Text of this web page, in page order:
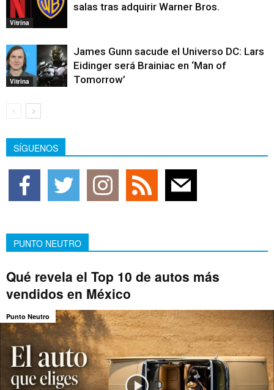
Vitrina
salas tras adquirir Warner Bros.
Vitrina
James Gunn sacude el Universo DC: Lars
Eidinger será Brainiac en ‘Man of
Tomorrow’
SÍGUENOS
PUNTO NEUTRO
Qué revela el Top 10 de autos más
vendidos en México
Punto Neutro